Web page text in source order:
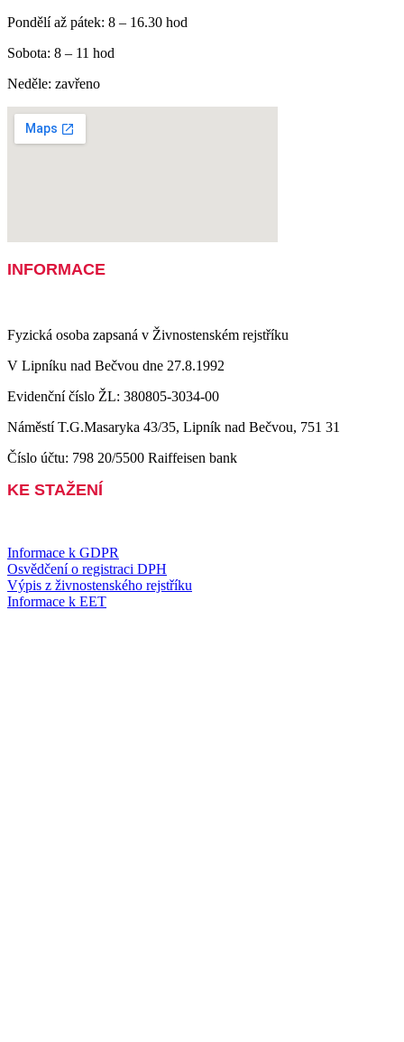
Pondělí až pátek: 8 – 16.30 hod
Sobota: 8 – 11 hod
Neděle: zavřeno
INFORMACE
Fyzická osoba zapsaná v Živnostenském rejstříku
V Lipníku nad Bečvou dne 27.8.1992
Evidenční číslo ŽL: 380805-3034-00
Náměstí T.G.Masaryka 43/35, Lipník nad Bečvou, 751 31
Číslo účtu: 798 20/5500 Raiffeisen bank
KE STAŽENÍ
Informace k GDPR
Osvědčení o registraci DPH
Výpis z živnostenského rejstříku
Informace k EET